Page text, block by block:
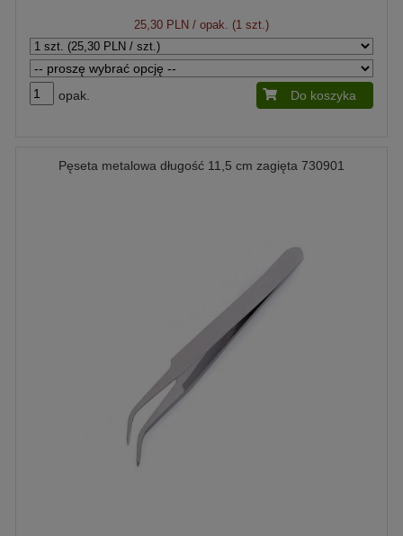
25,30 PLN / opak. (1 szt.)
opak. Do koszyka
Pęseta metalowa długość 11,5 cm zagięta 730901